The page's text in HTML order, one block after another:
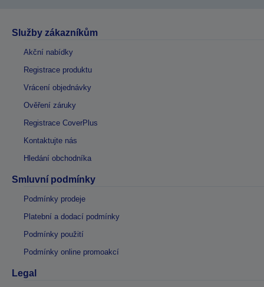
Služby zákazníkům
Akční nabídky
Registrace produktu
Vrácení objednávky
Ověření záruky
Registrace CoverPlus
Kontaktujte nás
Hledání obchodníka
Smluvní podmínky
Podmínky prodeje
Platební a dodací podmínky
Podmínky použití
Podmínky online promoakcí
Legal